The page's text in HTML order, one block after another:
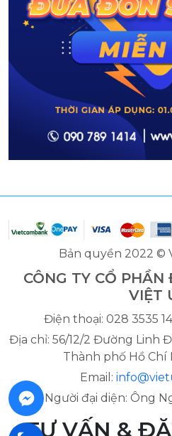
Bản quyền 2022 ©
CÔNG TY CỔ
VIỆT
Điện thoại: 028 3535
Địa chỉ: 56/12/2 Đường Linh
Thành phố Hồ Chí
Email:
Người đại diện: Ông
TƯ VẤN &